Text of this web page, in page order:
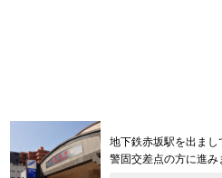
地下鉄赤坂駅を出ま
警固交差点の方に進み